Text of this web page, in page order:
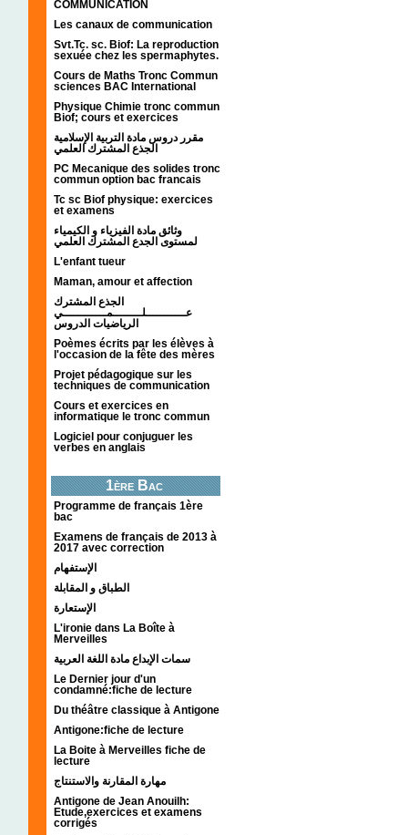
COMMUNICATION
Les canaux de communication
Svt.Tc. sc. Biof: La reproduction
sexuée chez les spermaphytes.
Cours de Maths Tronc Commun
sciences BAC International
Physique Chimie tronc commun
Biof; cours et exercices
مقرر دروس مادة التربية الإسلامية
الجذع المشترك العلمي
PC Mecanique des solides tronc
commun option bac francais
Tc sc Biof physique: exercices
et examens
وثائق مادة الفيزياء و الكيمياء
L'enfant tueur
Maman, amour et affection
الجذع المشترك
عـــــــــــلــــــــمــــــــــــي
الرياضيات الدروس
Poèmes écrits par les élèves à
l'occasion de la fête des mères
Projet pédagogique sur les
techniques de communication
Cours et exercices en
informatique le tronc commun
Logiciel pour conjuguer les
verbes en anglais
1ère Bac
Programme de français 1ère
bac
Examens de français de 2013 à
2017 avec correction
الإستفهام
الطباق و المقابلة
الإستعارة
L'ironie dans La Boîte à
Merveilles
سمات الإبداع مادة اللغة العربية
Le Dernier jour d'un
condamné:fiche de lecture
Du théâtre classique à Antigone
Antigone:fiche de lecture
La Boite à Merveilles fiche de
lecture
مهارة المقارنة والاستنتاج
Antigone de Jean Anouilh:
Etude,exercices et examens
corrigés